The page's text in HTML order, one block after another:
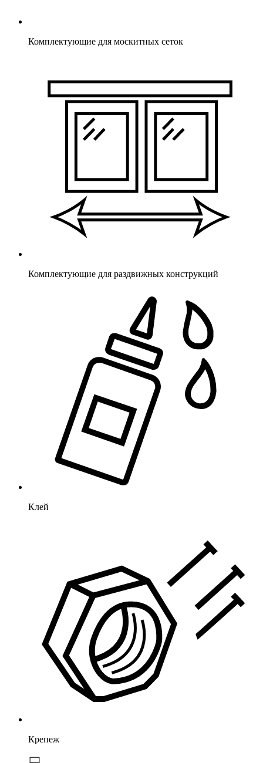
Комплектующие для москитных сеток
Комплектующие для раздвижных конструкций
Клей
Крепеж